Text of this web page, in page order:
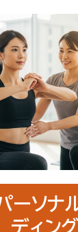
シー
ーソナ
ディング